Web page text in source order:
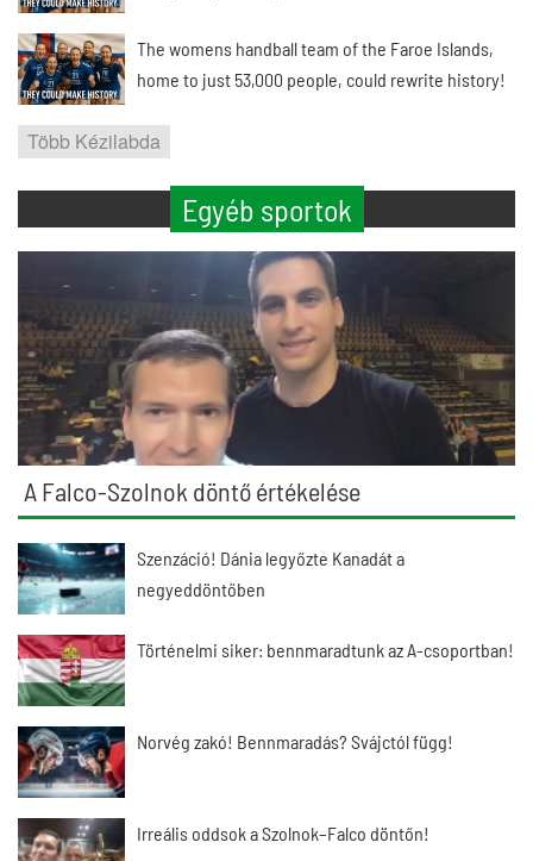
The womens handball team of the Faroe Islands,
home to just 53,000 people, could rewrite history!
Több Kézilabda
Egyéb sportok
A Falco-Szolnok döntő értékelése
Szenzáció! Dánia legyőzte Kanadát a
negyeddöntőben
Történelmi siker: bennmaradtunk az A-csoportban!
Norvég zakó! Bennmaradás? Svájctól függ!
Irreális oddsok a Szolnok–Falco döntőn!